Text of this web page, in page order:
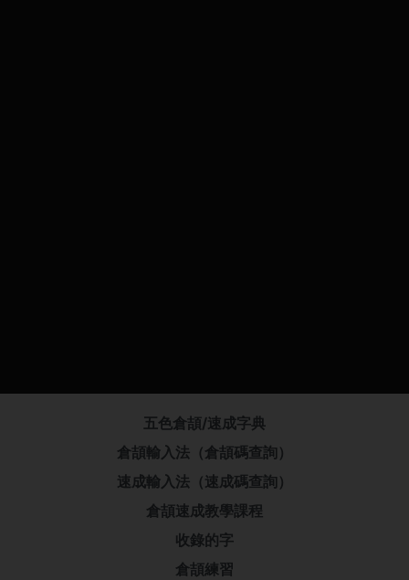
五色倉頡/速成字典
倉頡輸入法（倉頡碼查詢）
速成輸入法（速成碼查詢）
倉頡速成教學課程
收錄的字
倉頡練習